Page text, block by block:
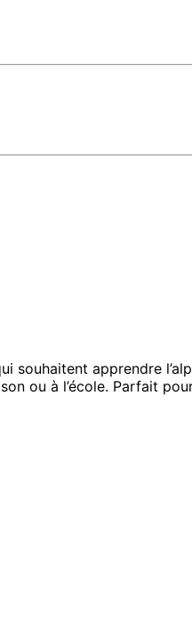
souhaitent apprendre
ou à l’école. Parfait